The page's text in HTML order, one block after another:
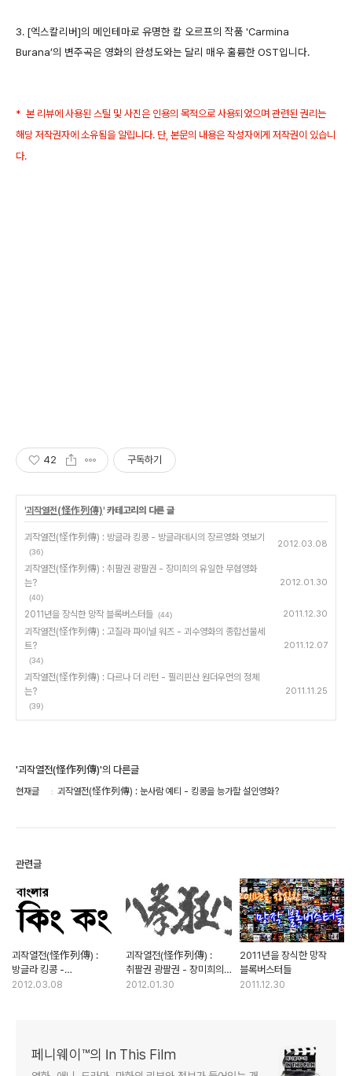
3. [엑스칼리버]의 메인테마로 유명한 칼 오르프의 작품 'Carmina
Burana’의 변주곡은 영화의 완성도와는 달리 매우 훌륭한 OST입니다.
* 본 리뷰에 사용된 스틸 및 사진은 인용의 목적으로 사용되었으며 관련된 권리는
해당 저작권자에 소유됨을 알립니다. 단, 본문의 내용은 작성자에게 저작권이 있습니
다.
42 구독하기
'괴작열전(怪作列傳)' 카테고리의 다른 글
괴작열전(怪作列傳) : 방글라 킹콩 - 방글라데시의 장르영화 엿보기
(36)
2012.03.08
괴작열전(怪作列傳) : 취팔권 광팔권 - 장미희의 유일한 무협영화
는?
(40)
2012.01.30
2011년을 장식한 망작 블록버스터들 (44) 2011.12.30
괴작열전(怪作列傳) : 고질라 파이널 워즈 - 괴수영화의 종합선물세
트?
(34)
2011.12.07
괴작열전(怪作列傳) : 다르나 더 리턴 - 필리핀산 원더우먼의 정체
는?
(39)
2011.11.25
'괴작열전(怪作列傳)'의 다른글
현재글 괴작열전(怪作列傳) : 눈사람 예티 - 킹콩을 능가할 설인영화?
관련글
괴작열전(怪作列傳) :
방글라 킹콩 -
방글라데시의 장르영화
2012.03.08
괴작열전(怪作列傳) :
취팔권 광팔권 - 장미희의
유일한 무협영화는?
2012.01.30
2011년을 장식한 망작
블록버스터들
2011.12.30
페니웨이™의 In This Film